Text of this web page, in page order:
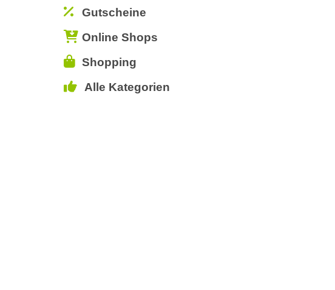
Gutscheine
Online Shops
Shopping
Alle Kategorien